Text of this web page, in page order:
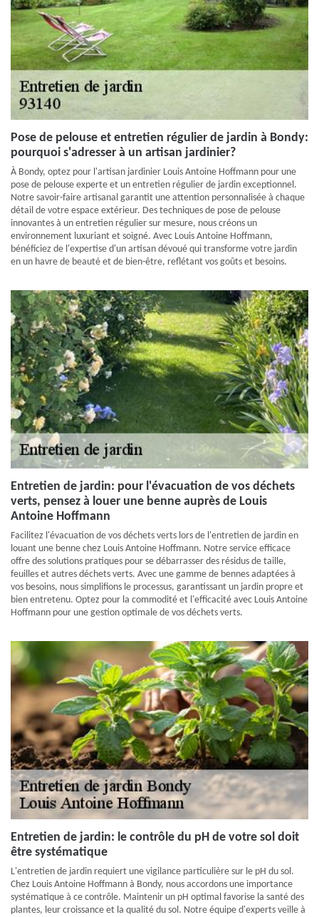
Pose de pelouse et entretien régulier de jardin à Bondy:
pourquoi s'adresser à un artisan jardinier?
À Bondy, optez pour l'artisan jardinier Louis Antoine Hoffmann pour une
pose de pelouse experte et un entretien régulier de jardin exceptionnel.
Notre savoir-faire artisanal garantit une attention personnalisée à chaque
détail de votre espace extérieur. Des techniques de pose de pelouse
innovantes à un entretien régulier sur mesure, nous créons un
environnement luxuriant et soigné. Avec Louis Antoine Hoffmann,
bénéficiez de l'expertise d'un artisan dévoué qui transforme votre jardin
en un havre de beauté et de bien-être, reflétant vos goûts et besoins.
Entretien de jardin: pour l'évacuation de vos déchets
verts, pensez à louer une benne auprès de Louis
Antoine Hoffmann
Facilitez l'évacuation de vos déchets verts lors de l'entretien de jardin en
louant une benne chez Louis Antoine Hoffmann. Notre service efficace
offre des solutions pratiques pour se débarrasser des résidus de taille,
feuilles et autres déchets verts. Avec une gamme de bennes adaptées à
vos besoins, nous simplifions le processus, garantissant un jardin propre et
bien entretenu. Optez pour la commodité et l'efficacité avec Louis Antoine
Hoffmann pour une gestion optimale de vos déchets verts.
Entretien de jardin: le contrôle du pH de votre sol doit
être systématique
L'entretien de jardin requiert une vigilance particulière sur le pH du sol.
Chez Louis Antoine Hoffmann à Bondy, nous accordons une importance
systématique à ce contrôle. Maintenir un pH optimal favorise la santé des
plantes, leur croissance et la qualité du sol. Notre équipe d'experts veille à